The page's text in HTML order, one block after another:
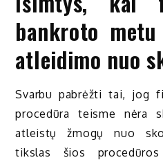
bankroto
atleidimo nuo
Svarbu pabrėžti tai, jog
procedūra teisme nėra
atleistų žmogų nuo
tikslas šios